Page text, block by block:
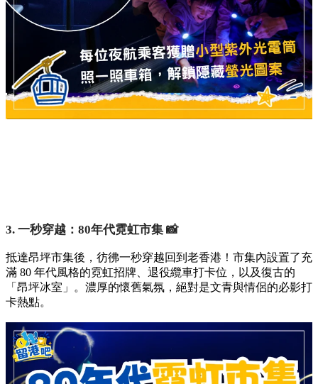
3. 一秒穿越：80年代霓虹市集 📸
抵達昂坪市集後，彷彿一秒穿越回到老香港！市集內設置了充
滿 80 年代風格的霓虹招牌、退役纜車打卡位，以及復古的
「昂坪冰室」。濃厚的懷舊氣氛，絕對是文青與情侶的必影打
卡熱點。